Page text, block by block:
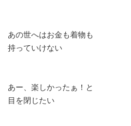
あの世へはお金も着物も
持っていけない
あー、楽しかったぁ！と
目を閉じたい